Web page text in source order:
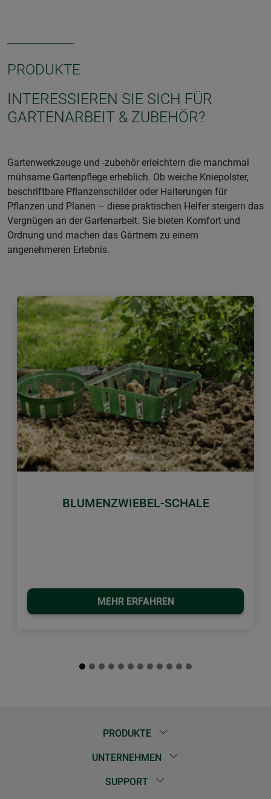
PRODUKTE
INTERESSIEREN SIE SICH FÜR
GARTENARBEIT & ZUBEHÖR?
Gartenwerkzeuge und -zubehör erleichtern die manchmal
mühsame Gartenpflege erheblich. Ob weiche Kniepolster,
beschriftbare Pflanzenschilder oder Halterungen für
Pflanzen und Planen – diese praktischen Helfer steigern das
Vergnügen an der Gartenarbeit. Sie bieten Komfort und
Ordnung und machen das Gärtnern zu einem
angenehmeren Erlebnis.
BLUMENZWIEBEL-SCHALE
MEHR ERFAHREN
Zurück Weiter
PRODUKTE
UNTERNEHMEN
SUPPORT